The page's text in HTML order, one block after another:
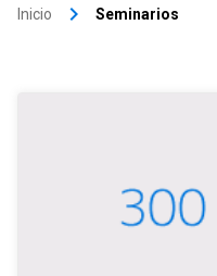
Inicio keyboard_arrow_right Seminarios